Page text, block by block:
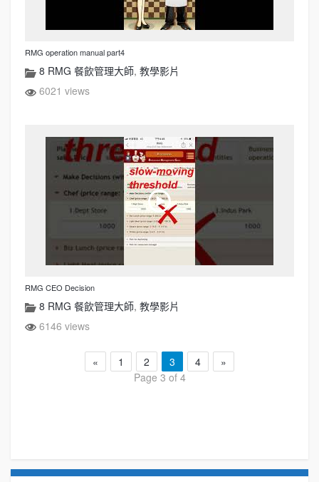
RMG operation manual part4
8 RMG 餐飲管理大師, 教學影片
6021 views
RMG CEO Decision
8 RMG 餐飲管理大師, 教學影片
6146 views
« 1 2 3 4
»
Page 3 of 4